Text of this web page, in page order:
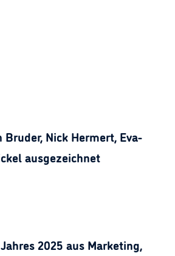
Nick Hermert, Eva-
ausgezeichnet
2025 aus Marketing,